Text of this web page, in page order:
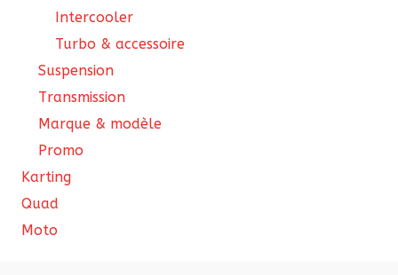
Intercooler
Turbo & accessoire
Suspension
Transmission
Marque & modèle
Promo
Karting
Quad
Moto